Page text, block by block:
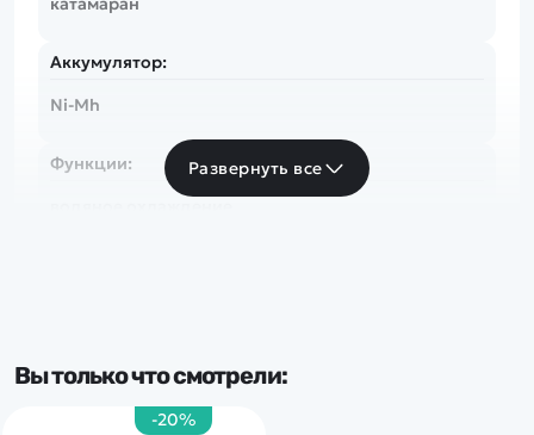
Аккумулятор:
Ni-Mh
Функции:
Развернуть все
Вы только что смотрели:
-20%